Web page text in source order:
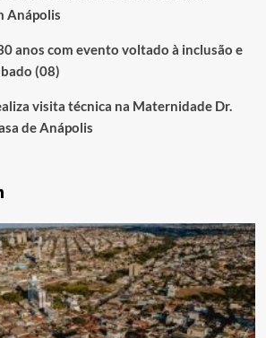
Anápolis
anos com evento voltado à inclusão e
(08)
visita técnica na Maternidade Dr.
de Anápolis